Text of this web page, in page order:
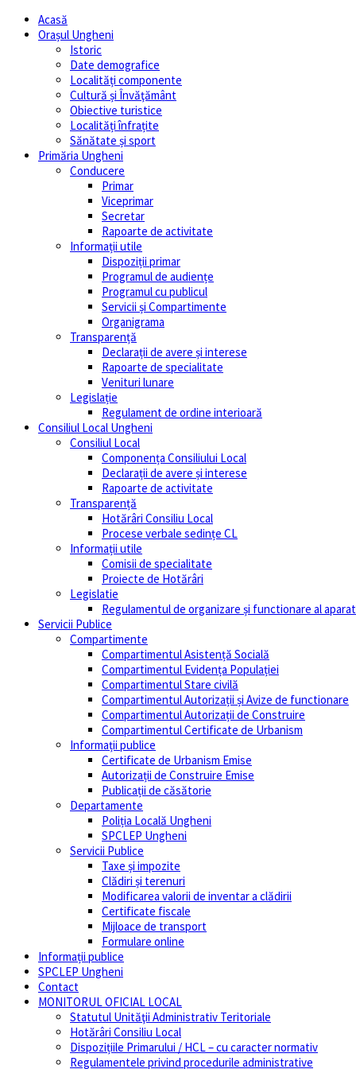
Acasă
Orașul Ungheni
Istoric
Date demografice
Localități componente
Cultură și Învăţământ
Obiective turistice
Localități înfrațite
Sănătate și sport
Primăria Ungheni
Conducere
Primar
Viceprimar
Secretar
Rapoarte de activitate
Informații utile
Dispoziții primar
Programul de audiențe
Programul cu publicul
Servicii și Compartimente
Organigrama
Transparență
Declarații de avere și interese
Rapoarte de specialitate
Venituri lunare
Legislație
Regulament de ordine interioară
Consiliul Local Ungheni
Consiliul Local
Componența Consiliului Local
Declarații de avere și interese
Rapoarte de activitate
Transparență
Hotărâri Consiliu Local
Procese verbale sedințe CL
Informații utile
Comisii de specialitate
Proiecte de Hotărâri
Legislatie
Regulamentul de organizare și functionare al
Servicii Publice
Compartimente
Compartimentul Asistență Socială
Compartimentul Evidența Populației
Compartimentul Stare civilă
Compartimentul Autorizații și Avize de functionare
Compartimentul Autorizații de Construire
Compartimentul Certificate de Urbanism
Informații publice
Certificate de Urbanism Emise
Autorizații de Construire Emise
Publicații de căsătorie
Departamente
Poliția Locală Ungheni
SPCLEP Ungheni
Servicii Publice
Taxe și impozite
Clădiri și terenuri
Modificarea valorii de inventar a clădirii
Certificate fiscale
Mijloace de transport
Formulare online
Informații publice
SPCLEP Ungheni
Contact
MONITORUL OFICIAL LOCAL
Statutul Unităţii Administrativ Teritoriale
Hotărâri Consiliu Local
Dispozițiile Primarului / HCL – cu caracter normativ
Regulamentele privind procedurile administrative